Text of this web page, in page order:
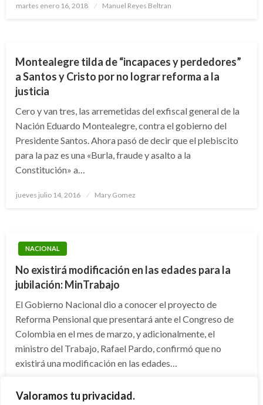
Valoramos tu privacidad.
Publicado
martes enero 16, 2018 Manuel Reyes Beltran
Montealegre tilda de “incapaces y perdedores”
a Santos y Cristo por no lograr reforma a la
justicia
Cero y van tres, las arremetidas del exfiscal general de la
Nación Eduardo Montealegre, contra el gobierno del
Presidente Santos. Ahora pasó de decir que el plebiscito
para la paz es una «Burla, fraude y asalto a la
Constitución» a…
Publicado
jueves julio 14, 2016 Mary Gomez
NACIONAL
No existirá modificación en las edades para la
jubilación: MinTrabajo
El Gobierno Nacional dio a conocer el proyecto de
Reforma Pensional que presentará ante el Congreso de
Colombia en el mes de marzo, y adicionalmente, el
ministro del Trabajo, Rafael Pardo, confirmó que no
existirá una modificación en las edades…
el